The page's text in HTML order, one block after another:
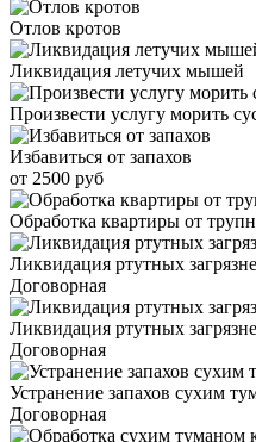
Отлов кротов
Ликвидация летучих мышей
Произвести услугу морить
Избавиться от запахов
от 2500 руб
Обработка квартиры от
Ликвидация ртутных
Договорная
Ликвидация ртутных
Договорная
Устранение запахов сухим
Договорная